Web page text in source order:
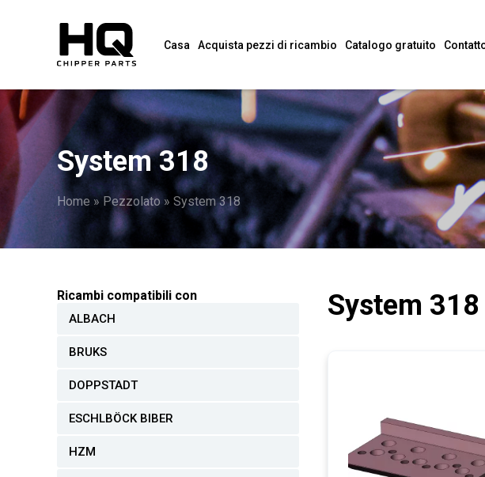
Casa Acquista pezzi di ricambio Catalogo gratuito
System 318
Home » Pezzolato » System 318
Ricambi compatibili con
ALBACH
BRUKS
DOPPSTADT
ESCHLBÖCK BIBER
HZM
System 318